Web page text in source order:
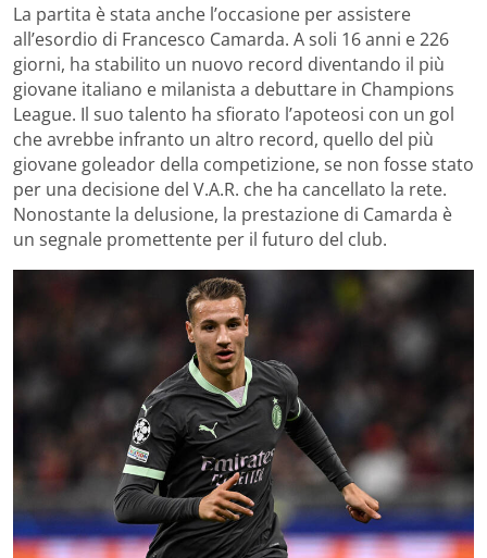
La partita è stata anche l’occasione per assistere
all’esordio di Francesco Camarda. A soli 16 anni e 226
giorni, ha stabilito un nuovo record diventando il più
giovane italiano e milanista a debuttare in Champions
League. Il suo talento ha sfiorato l’apoteosi con un gol
che avrebbe infranto un altro record, quello del più
giovane goleador della competizione, se non fosse stato
per una decisione del V.A.R. che ha cancellato la rete.
Nonostante la delusione, la prestazione di Camarda è
un segnale promettente per il futuro del club.